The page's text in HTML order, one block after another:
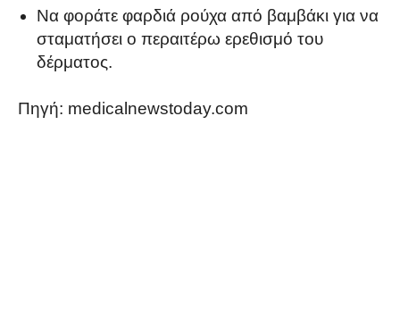
Να φοράτε φαρδιά ρούχα από βαμβάκι για να
σταματήσει ο περαιτέρω ερεθισμό του
δέρματος.
Πηγή: medicalnewstoday.com